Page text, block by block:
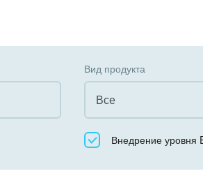
Вид продукта
Все
ВсеВнедрение уровня